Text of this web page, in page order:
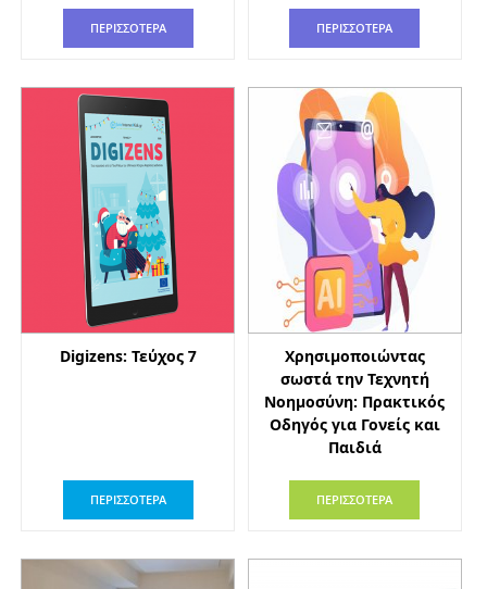
ΠΕΡΙΣΣΟΤΕΡΑ ΠΕΡΙΣΣΟΤΕΡΑ
Digizens: Τεύχος 7
ΠΕΡΙΣΣΟΤΕΡΑ
Χρησιμοποιώντας
σωστά την Τεχνητή
Νοημοσύνη: Πρακτικός
Οδηγός για Γονείς και
Παιδιά
ΠΕΡΙΣΣΟΤΕΡΑ